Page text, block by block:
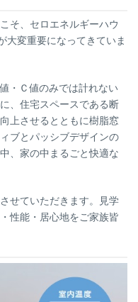
そ、セロエネルギーハウ
大変重要になってきていま
・Ｃ値のみでは計れない
、住宅スペースである断
上させるとともに樹脂窓
ブとパッシブデザインの
、家の中まるごと快適な
せていただきます。見学
性能・居心地をご家族皆